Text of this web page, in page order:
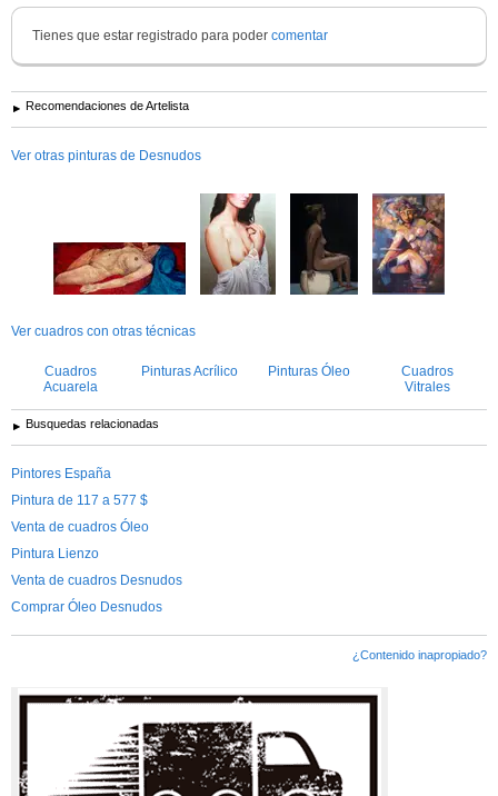
Tienes que estar registrado para poder comentar
Recomendaciones de Artelista
Ver otras pinturas de Desnudos
Ver cuadros con otras técnicas
Cuadros
Acuarela
Pinturas Acrílico Pinturas Óleo
Cuadros
Vitrales
Busquedas relacionadas
Pintores España
Pintura de 117 a 577 $
Venta de cuadros Óleo
Pintura Lienzo
Venta de cuadros Desnudos
Comprar Óleo Desnudos
¿Contenido inapropiado?